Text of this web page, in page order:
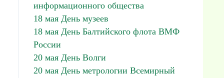
информационного общества
18 мая День музеев
18 мая День Балтийского флота ВМФ
России
20 мая День Волги
20 мая День метрологии Всемирный